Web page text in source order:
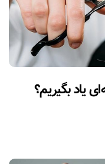
یاد بگیریم؟